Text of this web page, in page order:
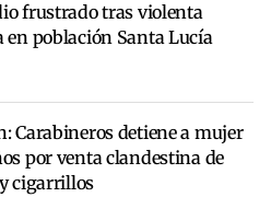
frustrado tras violenta
en población Santa Lucía
Carabineros detiene a mujer
por venta clandestina de
cigarrillos